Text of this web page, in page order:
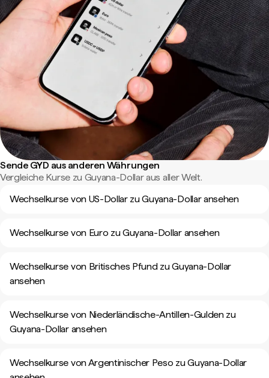
Sende GYD aus anderen Währungen
Vergleiche Kurse zu Guyana-Dollar aus aller Welt.
Wechselkurse von US-Dollar zu Guyana-Dollar ansehen
Wechselkurse von Euro zu Guyana-Dollar ansehen
Wechselkurse von Britisches Pfund zu Guyana-Dollar
ansehen
Wechselkurse von Niederländische-Antillen-Gulden zu
Guyana-Dollar ansehen
Wechselkurse von Argentinischer Peso zu Guyana-Dollar